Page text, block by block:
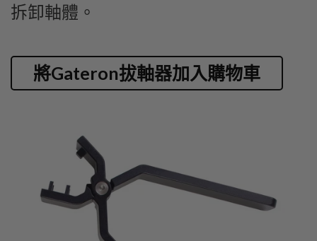
拆卸軸體。
將Gateron拔軸器加入購物車